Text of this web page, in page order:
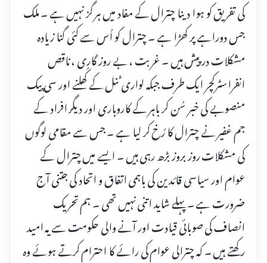
کی تفریق کو ہوا دینا چترال کے مفاد میں ہر گز نہیں ہے ۔ ملک
جس دوراہے پر کھڑا ہے ۔ چترال کو اُس سے کئی گنا زیادہ
مشکلات درپیش ہیں ۔ غربت ، بے روز گاری ، ناقص
انفراسٹرکچر ایک طرف جبکہ لواری ٹنل کے کُھلنے اور سی پیک
منصوبے کی خبر سُن کر باہر کے کاروباری اور دیگر افراد کے
جم غفیر نے چترال کا رُخ کر لیا ہے ۔ جس سے مقامی لوگوں
کی مشکلات روز بروز بڑھ رہی ہیں ۔ ایسے میں چترال کے
عوام اور سیاسی قائدین کی باہمی اتفاق و اتحاد کی جتنی آج
ضرورت ہے ۔ پہلے شاید اتنی نہیں تھی ۔ ہم تحریک
انصاف کی صوبائی قیادت اور آنے والی حکومت سے یہ امید
رکھتے ہیں ۔ کہ چترالی عوام کی رائے کا احترام کرتے ہوئے وہ